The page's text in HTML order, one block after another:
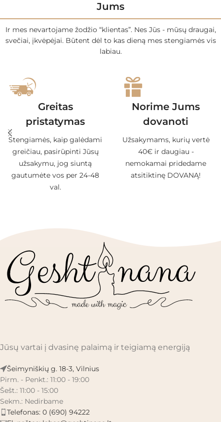
Jums
Ir mes nevartojame žodžio “klientas”. Nes Jūs - mūsų draugai,
svečiai, įkvėpėjai. Būtent dėl to kas dieną mes stengiamės vis
labiau.
Greitas
pristatymas
Stengiamės, kaip galėdami
greičiau, pasirūpinti Jūsų
užsakymu, jog siuntą
gautumėte vos per 24-48
val.
Norime Jums
dovanoti
Užsakymams, kurių vertė
40€ ir daugiau -
nemokamai pridedame
atsitiktinę DOVANĄ!
Jūsų vartai į dvasinę palaimą ir teigiamą energiją
Šeimyniškių g. 18-3, Vilnius
Pirm. - Penkt.: 11:00 - 19:00
Šešt.: 11:00 - 15:00
Sekm.: Nedirbame
Telefonas: 0 (690) 94222